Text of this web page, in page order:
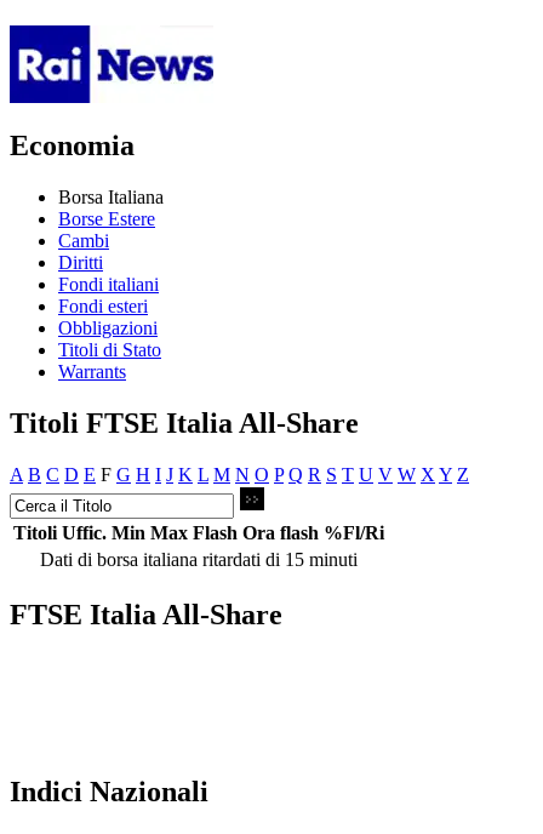
Economia
Borsa Italiana
Borse Estere
Cambi
Diritti
Fondi italiani
Fondi esteri
Obbligazioni
Titoli di Stato
Warrants
Titoli FTSE Italia All-Share
A B C D E F G H I J K L M N O P Q R S T U V W X Y Z
Titoli Uffic. Min Max Flash Ora flash %Fl/Ri
Dati di borsa italiana ritardati di 15 minuti
FTSE Italia All-Share
Indici Nazionali